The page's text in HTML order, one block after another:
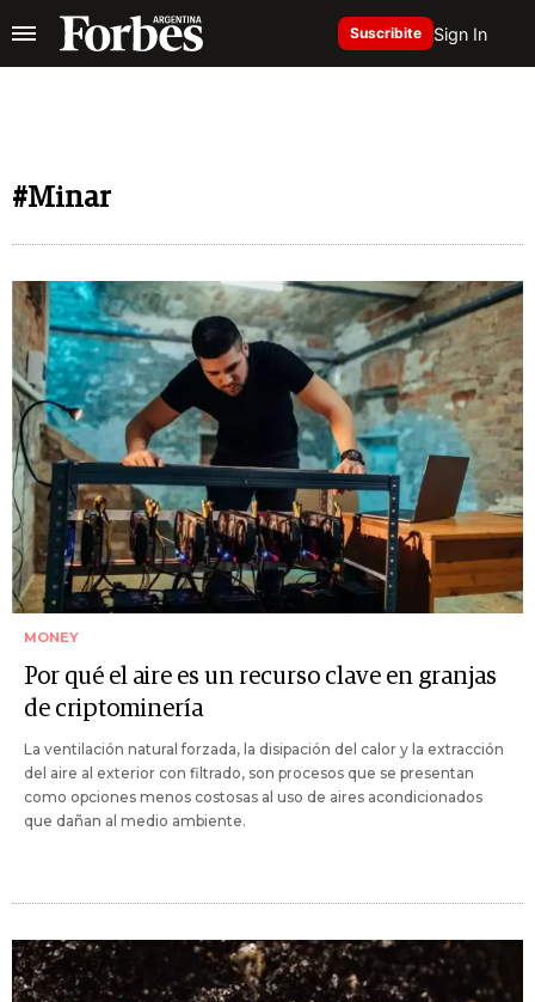
Suscribite Sign In
#Minar
MONEY
Por qué el aire es un recurso clave en granjas
de criptominería
La ventilación natural forzada, la disipación del calor y la extracción
del aire al exterior con filtrado, son procesos que se presentan
como opciones menos costosas al uso de aires acondicionados
que dañan al medio ambiente.